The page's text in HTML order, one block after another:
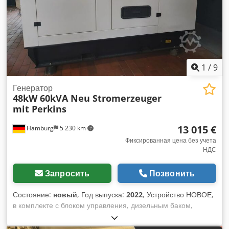
1 /9
Hamburg 5 230 km
Генератор
48kW 60kVA Neu Stromerzeuger
mit Perkins
13 015 €
Фиксированная цена без учета
НДС
Запросить Позвонить
Состояние: новый, Год выпуска: 2022, Устройство НОВОЕ,
в комплекте с блоком управления, дизельным баком,
выхлопной системой и аккумуляторами. В комплект
поставки входит все необходимое для ввода в